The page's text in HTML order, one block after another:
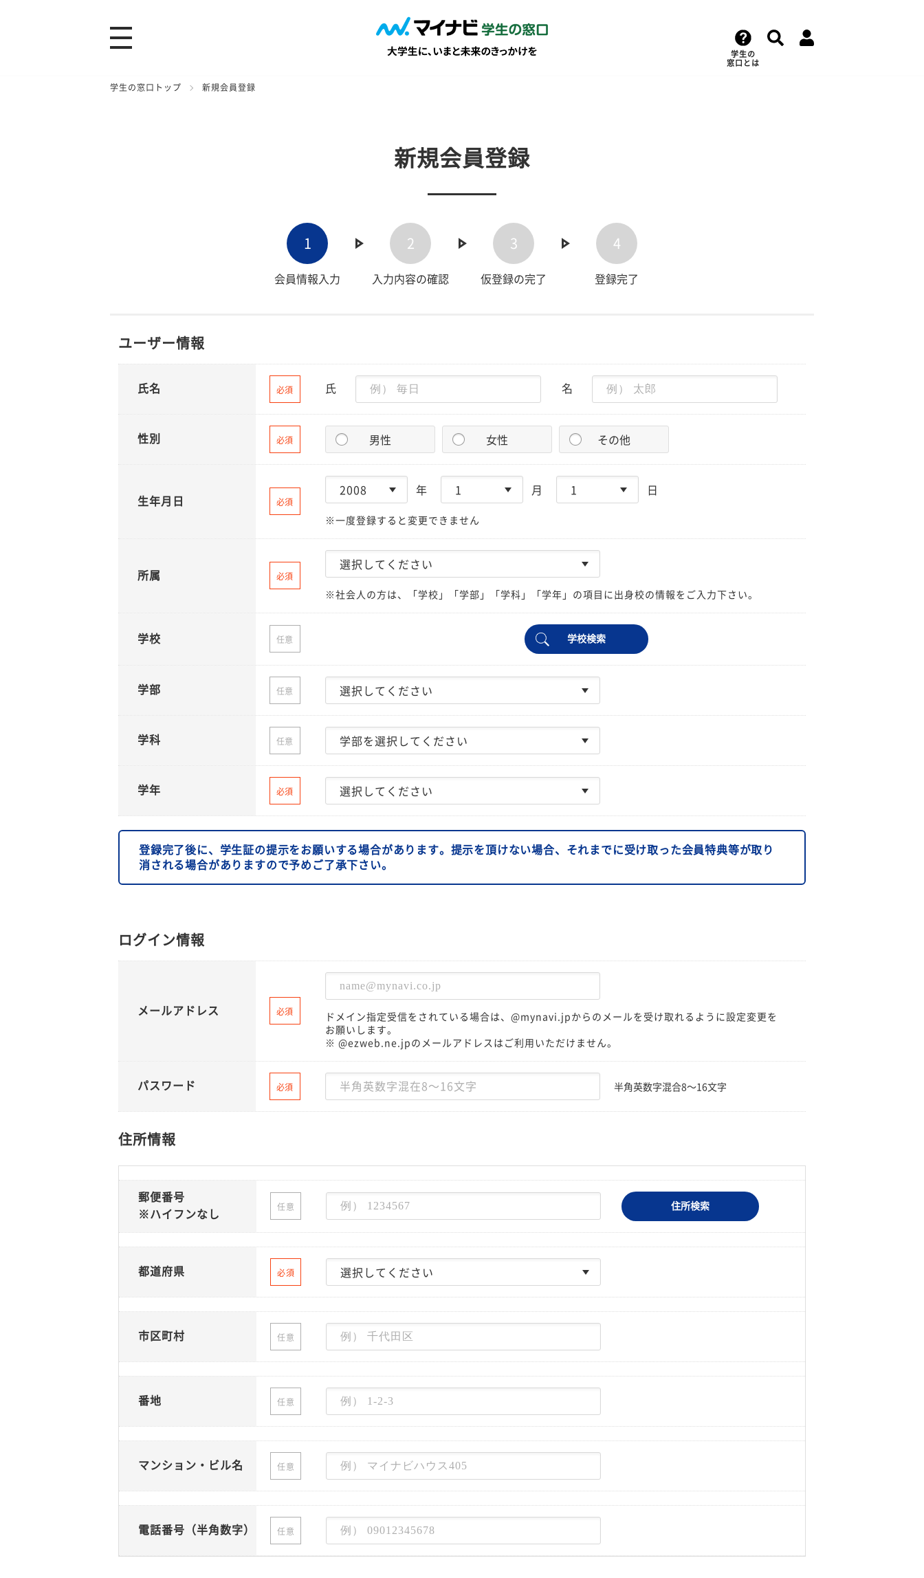
学生の
窓口とは
学生の窓口トップ 新規会員登録
新規会員登録
1
会員情報入力
2
入力内容の確認
3
仮登録の完了
4
登録完了
ユーザー情報
氏名 必須 氏 名
性別 必須 男性 女性 その他
生年月日 必須
年 月 日
※一度登録すると変更できません
所属 必須
※社会人の方は、「学校」「学部」「学科」「学年」の項目に出身校の情報をご入力下さい。
学校 任意 学校検索
学部 任意
学科 任意
学年 必須
登録完了後に、学生証の提示をお願いする場合があります。提示を頂けない場合、それまでに受け取った会員特典等が取り
消される場合がありますので予めご了承下さい。
ログイン情報
メールアドレス 必須
ドメイン指定受信をされている場合は、@mynavi.jpからのメールを受け取れるように設定変更を
お願いします。
※ @ezweb.ne.jpのメールアドレスはご利用いただけません。
パスワード 必須 半角英数字混合8〜16文字
住所情報
郵便番号
※ハイフンなし
任意 住所検索
都道府県 必須
市区町村 任意
番地 任意
マンション・ビル名 任意
電話番号（半角数字） 任意